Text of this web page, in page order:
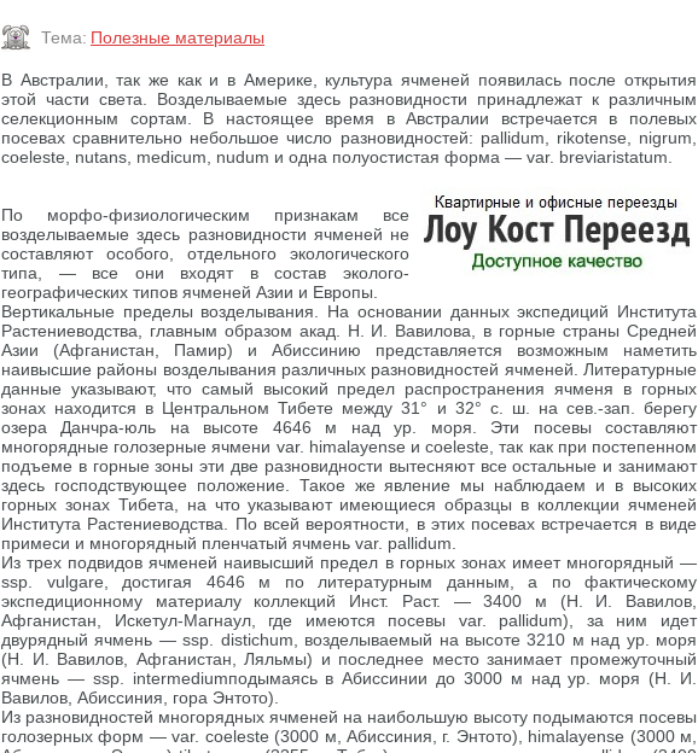
Тема: Полезные материалы
В Австралии, так же как и в Америке, культура ячменей появилась после открытия
этой части света. Возделываемые здесь разновидности принадлежат к различным
селекционным сортам. В настоящее время в Австралии встречается в полевых
посевах сравнительно небольшое число разновидностей: pallidum, rikotense, nigrum,
coeleste, nutans, medicum, nudum и одна полуостистая форма — var. breviaristatum.
По морфо-физиологическим признакам все
возделываемые здесь разновидности ячменей не
составляют особого, отдельного экологического
типа, — все они входят в состав эколого-
географических типов ячменей Азии и Европы.
Вертикальные пределы возделывания. На основании данных экспедиций Института
Растениеводства, главным образом акад. Н. И. Вавилова, в горные страны Средней
Азии (Афганистан, Памир) и Абиссинию представляется возможным наметить
наивысшие районы возделывания различных разновидностей ячменей. Литературные
данные указывают, что самый высокий предел распространения ячменя в горных
зонах находится в Центральном Тибете между 31° и 32° с. ш. на сев.-зап. берегу
озера Данчра-юль на высоте 4646 м над ур. моря. Эти посевы составляют
многорядные голозерные ячмени var. himalayense и coeleste, так как при постепенном
подъеме в горные зоны эти две разновидности вытесняют все остальные и занимают
здесь господствующее положение. Такое же явление мы наблюдаем и в высоких
горных зонах Тибета, на что указывают имеющиеся образцы в коллекции ячменей
Института Растениеводства. По всей вероятности, в этих посевах встречается в виде
примеси и многорядный пленчатый ячмень var. pallidum.
Из трех подвидов ячменей наивысший предел в горных зонах имеет многорядный —
ssp. vulgare, достигая 4646 м по литературным данным, а по фактическому
экспедиционному материалу коллекций Инст. Раст. — 3400 м (Н. И. Вавилов,
Афганистан, Искетул-Магнаул, где имеются посевы var. pallidum), за ним идет
двурядный ячмень — ssp. distichum, возделываемый на высоте 3210 м над ур. моря
(Н. И. Вавилов, Афганистан, Ляльмы) и последнее место занимает промежуточный
ячмень — ssp. intermediumподымаясь в Абиссинии до 3000 м над ур. моря (Н. И.
Вавилов, Абиссиния, гора Энтото).
Из разновидностей многорядных ячменей на наибольшую высоту подымаются посевы
голозерных форм — var. coeleste (3000 м, Абиссиния, г. Энтото), himalayense (3000 м,